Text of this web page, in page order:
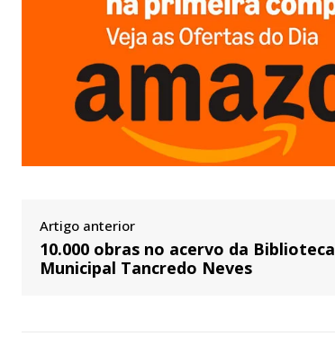
Artigo anterior
10.000 obras no acervo da Biblioteca
Municipal Tancredo Neves